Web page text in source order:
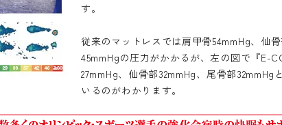
す。
従来のマットレスでは肩甲骨54mmHg、仙
45mmHgの圧力がかかるが、左の図で『E-
27mmHg、仙骨部32mmHg、尾骨部32mmHg
いるのがわかります。